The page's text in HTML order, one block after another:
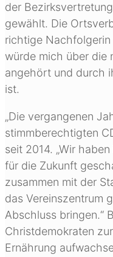
der
gewählt. Die
richtige Nachfolgerin
würde mich über die
angehört und durch
ist.
„Die vergangenen
stimmberechtigten
seit 2014. „Wir
für die Zukunft
zusammen mit der
das Vereinszentrum
Abschluss bringen.“
Christdemokraten
Ernährung